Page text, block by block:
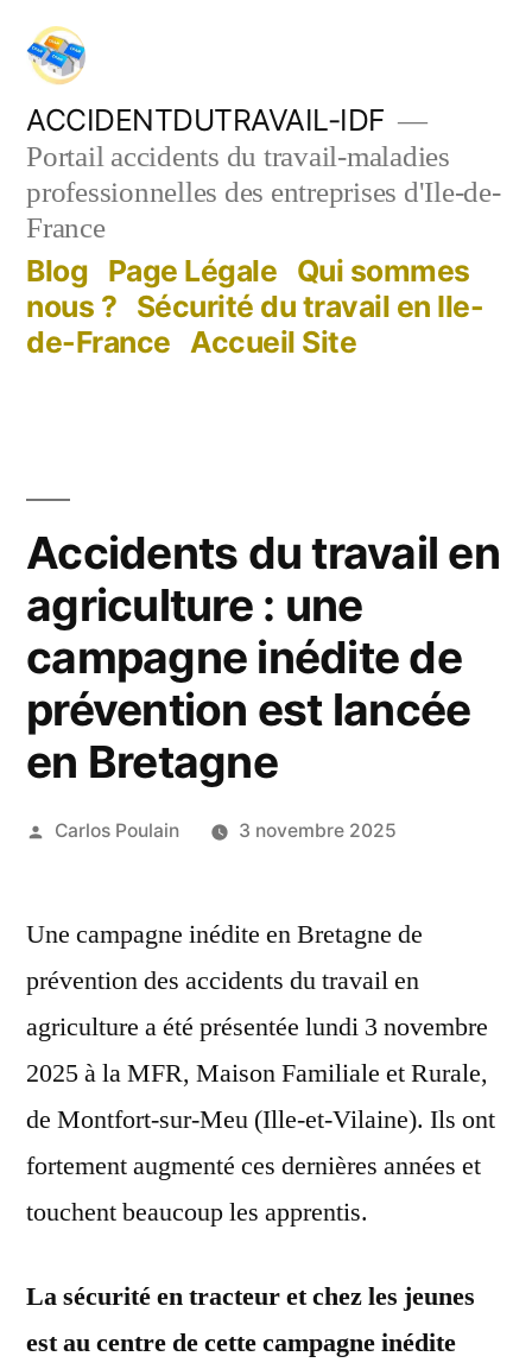
Aller
contenu
ACCIDENTDUTRAVAIL-IDF
Portail accidents du travail-maladies
professionnelles des entreprises d'Ile-de-
France
Blog Page Légale Qui sommes
nous ? Sécurité du travail en Ile-
de-France Accueil Site
Accidents du travail en
agriculture : une
campagne inédite de
prévention est lancée
en Bretagne
Publié
Carlos Poulain 3 novembre 2025
Une campagne inédite en Bretagne de
prévention des accidents du travail en
agriculture a été présentée lundi 3 novembre
2025 à la MFR, Maison Familiale et Rurale,
de Montfort-sur-Meu (Ille-et-Vilaine). Ils ont
fortement augmenté ces dernières années et
touchent beaucoup les apprentis.
La sécurité en tracteur et chez les jeunes
est au centre de cette campagne inédite